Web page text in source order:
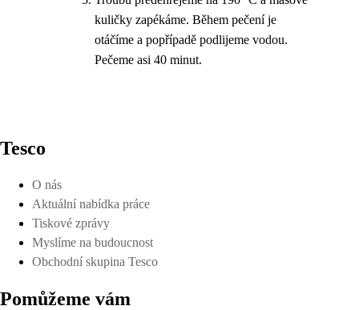
kuličky zapékáme. Během pečení je
otáčíme a popřípadě podlijeme vodou.
Pečeme asi 40 minut.
Tesco
O nás
Aktuální nabídka práce
Tiskové zprávy
Myslíme na budoucnost
Obchodní skupina Tesco
Pomůžeme vám